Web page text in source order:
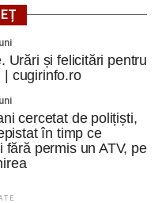
Urări și felicitări pentru
| cugirinfo.ro
cercetat de polițiști,
în timp ce
fără permis un ATV, pe